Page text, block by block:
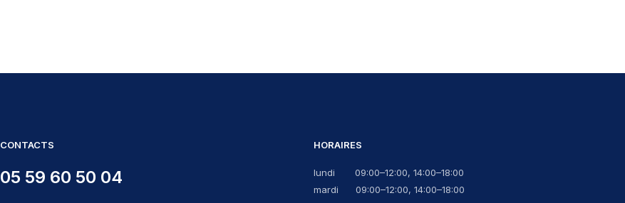
CONTACTS
05 59 60 50 04
HORAIRES
lundi 09:00–12:00, 14:00–18:00
mardi 09:00–12:00, 14:00–18:00